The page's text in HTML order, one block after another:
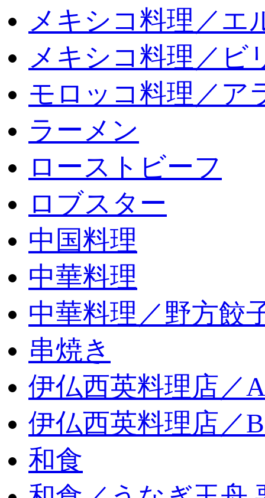
メキシコ料理／エ
メキシコ料理／ビ
モロッコ料理／ア
ラーメン
ローストビーフ
ロブスター
中国料理
中華料理
中華料理／野方餃
串焼き
伊仏西英料理店／
伊仏西英料理店／
和食